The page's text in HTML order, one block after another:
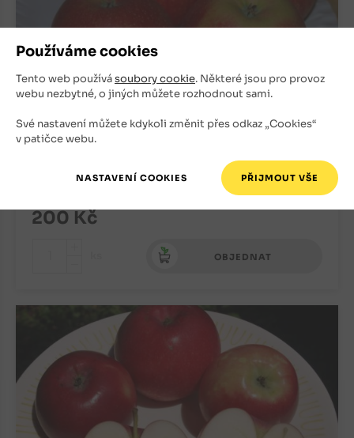
Používáme cookies
Tento web používásoubory cookie. Některé jsou pro provoz
webu nezbytné, o jiných můžete rozhodnout sami.
Své nastavení můžete kdykoli změnit přes odkaz „Cookies“
v patičce webu.
Jabloň Šampion (podnož M7)
Podzimní odrůdy
Znovu na podzim
200 Kč
OBJEDNAT